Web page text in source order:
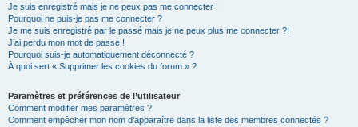
Je suis enregistré mais je ne peux pas me connecter !
Pourquoi ne puis-je pas me connecter ?
Je me suis enregistré par le passé mais je ne peux plus me connecter ?!
J’ai perdu mon mot de passe !
Pourquoi suis-je automatiquement déconnecté ?
À quoi sert « Supprimer les cookies du forum » ?
Paramètres et préférences de l’utilisateur
Comment modifier mes paramètres ?
Comment empêcher mon nom d’apparaître dans la liste des membres connectés ?